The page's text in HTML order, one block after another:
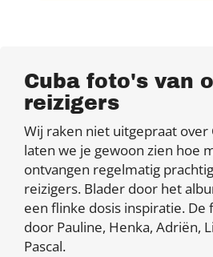
Cuba foto's van
reizigers
Wij raken niet uitgepraat over
laten we je gewoon zien hoe
ontvangen regelmatig
reizigers. Blader door het
een flinke dosis inspiratie. De
door Pauline, Henka, Adriën,
Pascal.